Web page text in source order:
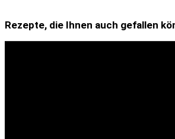
Rezepte, die Ihnen auch gefallen